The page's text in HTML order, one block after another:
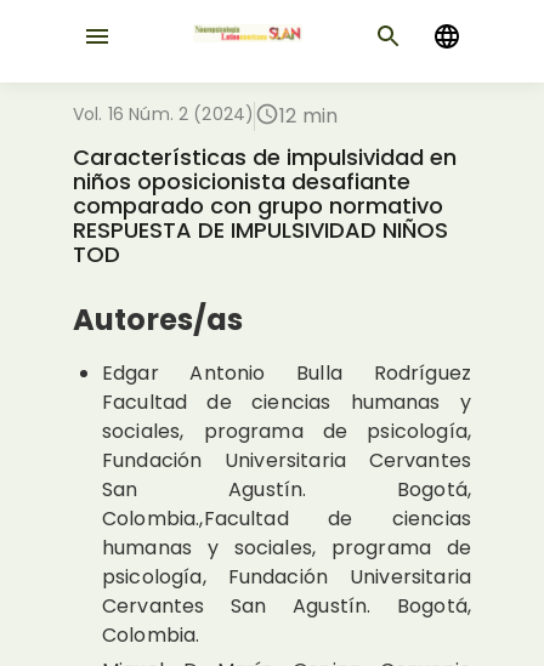
Vol. 16 Núm. 2 (2024) 12 min
Características de impulsividad en
niños oposicionista desafiante
comparado con grupo normativo
RESPUESTA DE IMPULSIVIDAD NIÑOS
TOD
Autores/as
Edgar Antonio Bulla Rodríguez
Facultad de ciencias humanas y
sociales, programa de psicología,
Fundación Universitaria Cervantes
San Agustín. Bogotá,
Colombia.,Facultad de ciencias
humanas y sociales, programa de
psicología, Fundación Universitaria
Cervantes San Agustín. Bogotá,
Colombia.